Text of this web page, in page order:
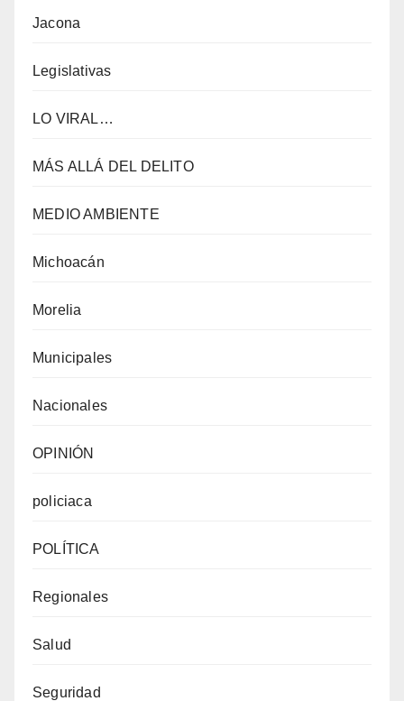
Jacona
Legislativas
LO VIRAL…
MÁS ALLÁ DEL DELITO
MEDIO AMBIENTE
Michoacán
Morelia
Municipales
Nacionales
OPINIÓN
policiaca
POLÍTICA
Regionales
Salud
Seguridad